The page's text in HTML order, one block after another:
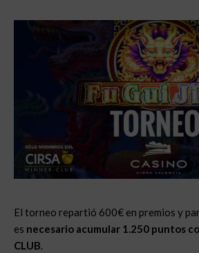
El torneo repartió 600€ en premios y
es necesario acumular 1.250 puntos
CLUB.